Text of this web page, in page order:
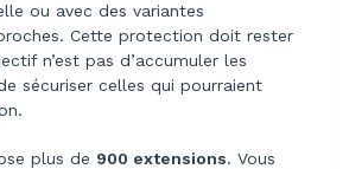
ou avec des variantes
Cette protection doit rester
n’est pas d’accumuler les
sécuriser celles qui pourraient
plus de 900 extensions. Vous